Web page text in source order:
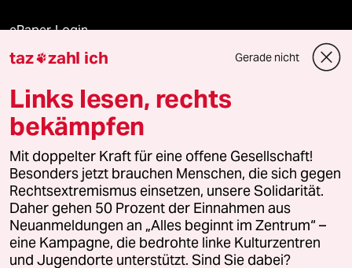
ePaper Login
Downloads für Abonnierende
© 2026 taz Verlags und Vertriebs GmbH
Alle Rechte vorbehalten. Bei rechtlichen Fragen oder für Genehmigungen
wenden Sie sich bitte an
lizenzen@taz.de
Feedback Redaktionsstatut Kommune-Richtlinien
Leitlinie Informant Datenschutz Impressum AGB
taz zahl ich Gerade nicht
Links lesen, rechts
bekämpfen
Mit doppelter Kraft für eine offene Gesellschaft!
Besonders jetzt brauchen Menschen, die sich gegen
Rechtsextremismus einsetzen, unsere Solidarität.
Daher gehen 50 Prozent der Einnahmen aus
Neuanmeldungen an „Alles beginnt im Zentrum“ –
eine Kampagne, die bedrohte linke Kulturzentren
und Jugendorte unterstützt. Sind Sie dabei?